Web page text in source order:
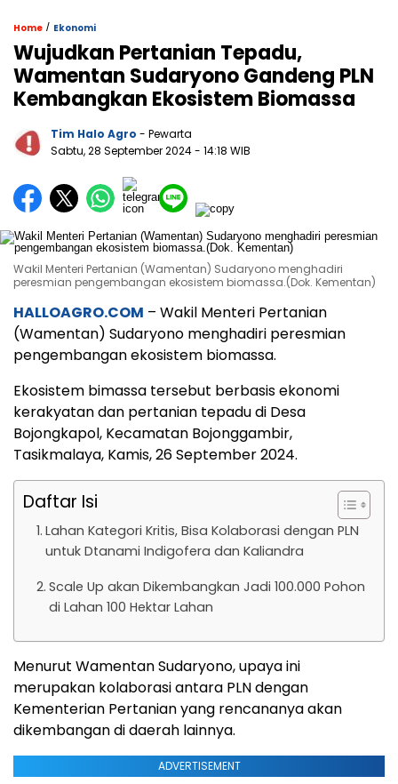
Home / Ekonomi
Wujudkan Pertanian Tepadu,
Wamentan Sudaryono Gandeng PLN
Kembangkan Ekosistem Biomassa
Tim Halo Agro - Pewarta
Sabtu, 28 September 2024- 14:18 WIB
Wakil Menteri Pertanian (Wamentan) Sudaryono menghadiri
peresmian pengembangan ekosistem biomassa.(Dok. Kementan)
HALLOAGRO.COM – Wakil Menteri Pertanian
(Wamentan) Sudaryono menghadiri peresmian
pengembangan ekosistem biomassa.
Ekosistem bimassa tersebut berbasis ekonomi
kerakyatan dan pertanian tepadu di Desa
Bojongkapol, Kecamatan Bojonggambir,
Tasikmalaya, Kamis, 26 September 2024.
Daftar Isi
Lahan Kategori Kritis, Bisa Kolaborasi dengan PLN
untuk Dtanami Indigofera dan Kaliandra
Scale Up akan Dikembangkan Jadi 100.000 Pohon
di Lahan 100 Hektar Lahan
Menurut Wamentan Sudaryono, upaya ini
merupakan kolaborasi antara PLN dengan
Kementerian Pertanian yang rencananya akan
dikembangan di daerah lainnya.
ADVERTISEMENT